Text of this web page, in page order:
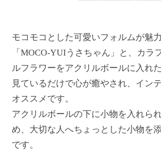
モコモコとした可愛いフォルムが魅
「MOCO-YUIうさちゃん」と、カラ
ルフラワーをアクリルボールに入れ
見ているだけで心が癒やされ、イン
オススメです。
アクリルボールの下に小物を入れら
め、大切な人へちょっとした小物を
です。